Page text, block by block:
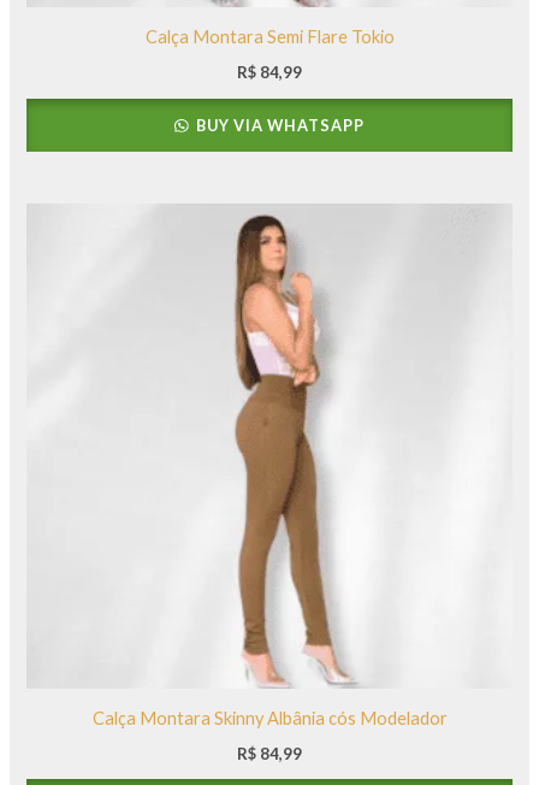
Calça Montara Semi Flare Tokio
R$ 84,99
BUY VIA WHATSAPP
Calça Montara Skinny Albânia cós Modelador
R$ 84,99